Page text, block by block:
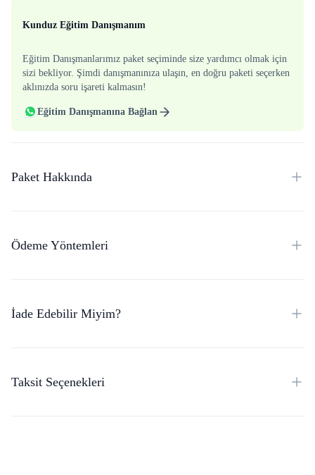
Kunduz Eğitim Danışmanım
Eğitim Danışmanlarımız paket seçiminde size yardımcı olmak için
sizi bekliyor. Şimdi danışmanınıza ulaşın, en doğru paketi seçerken
aklınızda soru işareti kalmasın!
Eğitim Danışmanına Bağlan
Paket Hakkında
Ödeme Yöntemleri
İade Edebilir Miyim?
Taksit Seçenekleri